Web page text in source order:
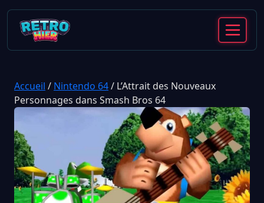
Accueil / Nintendo 64/ L’Attrait des Nouveaux
Personnages dans Smash Bros 64